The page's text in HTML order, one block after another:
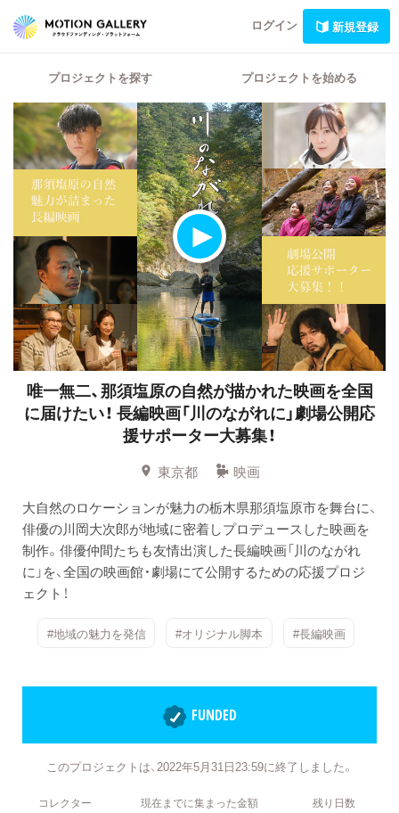
ログイン 新規登録
プロジェクトを探す プロジェクトを始める
唯一無二、那須塩原の自然が描かれた映画を全国
に届けたい！ 長編映画「川のながれに」劇場公開応
援サポーター大募集！
東京都
映画
大自然のロケーションが魅力の栃木県那須塩原市を舞台に、
俳優の川岡大次郎が地域に密着しプロデュースした映画を
制作。俳優仲間たちも友情出演した長編映画「川のながれ
に」を、全国の映画館・劇場にて公開するための応援プロジ
ェクト！
#地域の魅力を発信 #オリジナル脚本 #長編映画
FUNDED
このプロジェクトは、2022年5月31日23:59に終了しました。
コレクター 現在までに集まった金額 残り日数